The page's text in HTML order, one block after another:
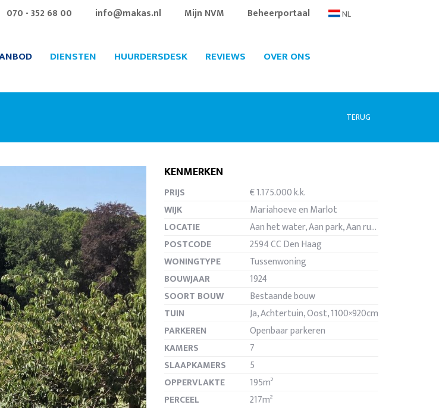
070 - 352 68 00 info@makas.nl Mijn NVM Beheerportaal NL
DIENSTEN HUURDERSDESK REVIEWS
OVER ONS
TERUG
volgende
Vergroten
KENMERKEN
PRIJS
€ 1.175.000 k.k.
WIJK
Mariahoeve en Marlot
LOCATIE
Aan het water, Aan park, Aan rustige weg, In woonwijk, Vrij uitzicht, Open ligging, In bosrijke omgeving
POSTCODE
2594 CC Den Haag
WONINGTYPE
Tussenwoning
BOUWJAAR
1924
SOORT BOUW
Bestaande bouw
TUIN
Ja, Achtertuin, Oost, 1100×920cm
PARKEREN
Openbaar parkeren
KAMERS
7
SLAAPKAMERS
5
OPPERVLAKTE
195m²
PERCEEL
217m²